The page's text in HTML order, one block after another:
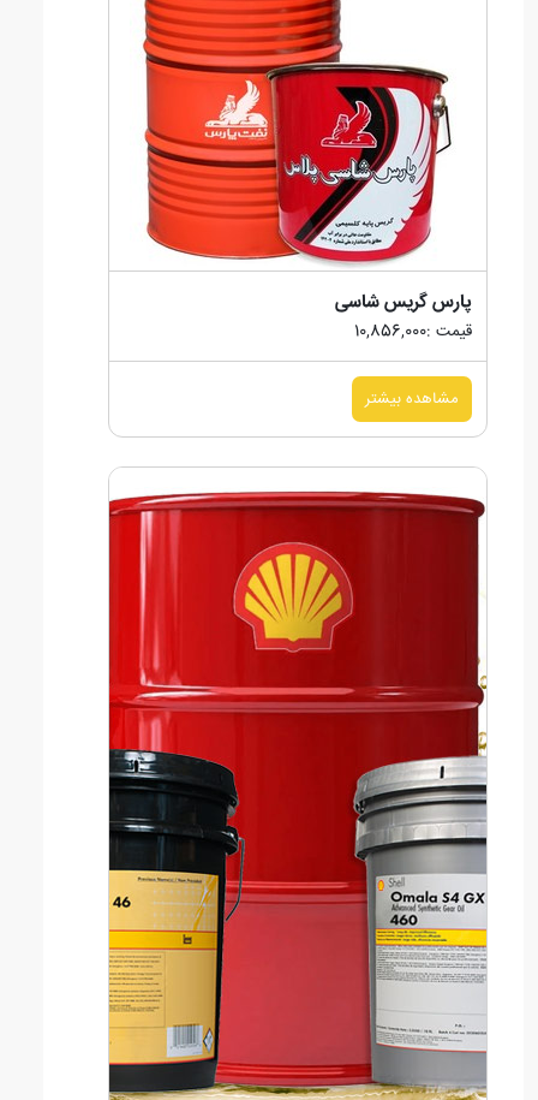
پارس گریس شاسی
قیمت :10,856,000
مشاهده بیشتر